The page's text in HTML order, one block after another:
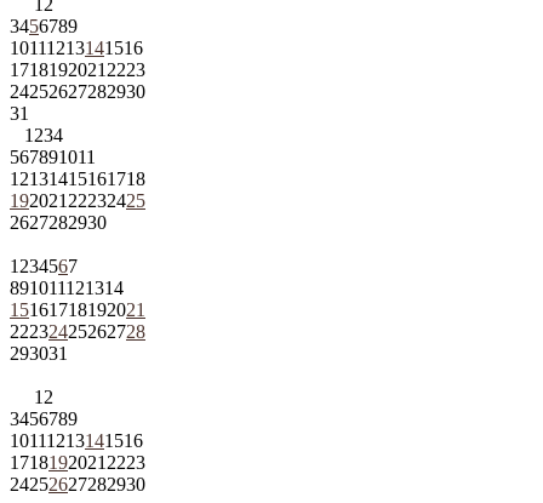
3456789
10111213141516
1718192021 2223
24252627282930
31
1 234
567891011
12131415161718
192021 22232425
2627282930
1 234567
891011121314
15161718192021
22232425262728
293031
1 2
3456789
10111213141516
1718192021 2223
24252627282930